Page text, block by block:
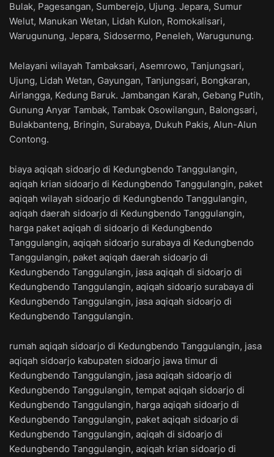
Bulak, Pagesangan, Sumberejo, Ujung. Jepara, Sumur
Welut, Manukan Wetan, Lidah Kulon, Romokalisari,
Warugunung, Jepara, Sidosermo, Peneleh, Warugunung.
Melayani wilayah Tambaksari, Asemrowo, Tanjungsari,
Ujung, Lidah Wetan, Gayungan, Tanjungsari, Bongkaran,
Airlangga, Kedung Baruk. Jambangan Karah, Gebang Putih,
Gunung Anyar Tambak, Tambak Osowilangun, Balongsari,
Bulakbanteng, Bringin, Surabaya, Dukuh Pakis, Alun-Alun
Contong.
biaya aqiqah sidoarjo di Kedungbendo Tanggulangin,
aqiqah krian sidoarjo di Kedungbendo Tanggulangin, paket
aqiqah wilayah sidoarjo di Kedungbendo Tanggulangin,
aqiqah daerah sidoarjo di Kedungbendo Tanggulangin,
harga paket aqiqah di sidoarjo di Kedungbendo
Tanggulangin, aqiqah sidoarjo surabaya di Kedungbendo
Tanggulangin, paket aqiqah daerah sidoarjo di
Kedungbendo Tanggulangin, jasa aqiqah di sidoarjo di
Kedungbendo Tanggulangin, aqiqah sidoarjo surabaya di
Kedungbendo Tanggulangin, jasa aqiqah sidoarjo di
Kedungbendo Tanggulangin.
rumah aqiqah sidoarjo di Kedungbendo Tanggulangin, jasa
aqiqah sidoarjo kabupaten sidoarjo jawa timur di
Kedungbendo Tanggulangin, jasa aqiqah sidoarjo di
Kedungbendo Tanggulangin, tempat aqiqah sidoarjo di
Kedungbendo Tanggulangin, harga aqiqah sidoarjo di
Kedungbendo Tanggulangin, paket aqiqah sidoarjo di
Kedungbendo Tanggulangin, aqiqah di sidoarjo di
Kedungbendo Tanggulangin, aqiqah krian sidoarjo di